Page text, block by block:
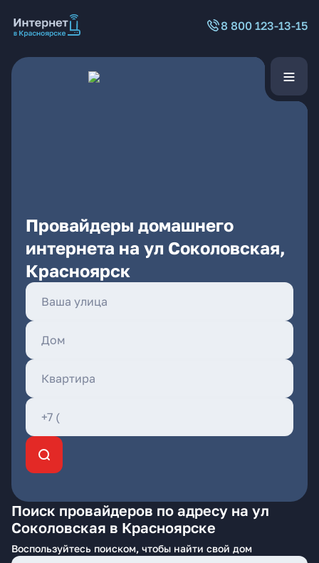
8 800 123-13-15
Провайдеры домашнего
интернета на ул Соколовская,
Красноярск
Поиск провайдеров по адресу на ул
Соколовская в Красноярске
Воспользуйтесь поиском, чтобы найти свой дом